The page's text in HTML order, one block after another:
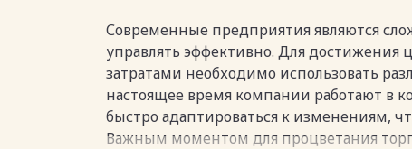
Весь текст будет доступенпосле
Современные предприятия являются
управлять эффективно. Для
затратами необходимо использовать
настоящее время компании работают в
быстро адаптироваться к изменениям,
Важным моментом для процветания